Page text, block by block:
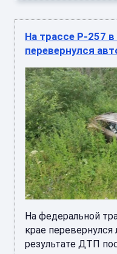
На трассе Р-257
перевернулся
На федеральной
крае
результате ДТП